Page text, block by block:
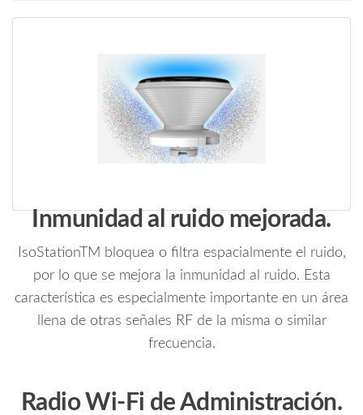
Inmunidad al ruido mejorada.
IsoStationTM bloquea o filtra espacialmente el ruido,
por lo que se mejora la inmunidad al ruido. Esta
característica es especialmente importante en un área
llena de otras señales RF de la misma o similar
frecuencia.
Radio Wi-Fi de Administración.